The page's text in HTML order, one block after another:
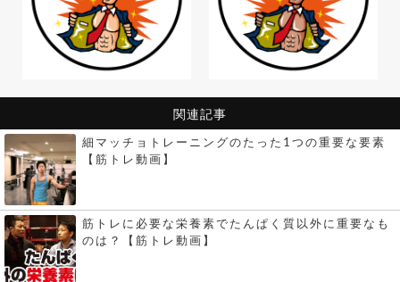
関連記事
細マッチョトレーニングのたった1つの重要な要素
【筋トレ動画】
筋トレに必要な栄養素でたんぱく質以外に重要なも
のは？【筋トレ動画】